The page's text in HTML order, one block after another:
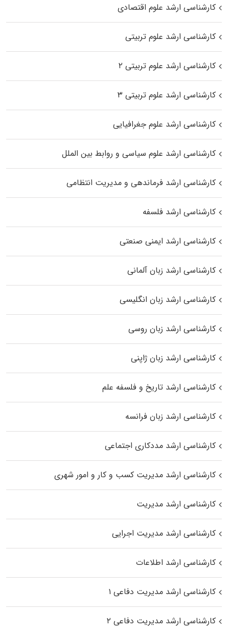
کارشناسی ارشد علوم اقتصادی
کارشناسی ارشد علوم تربیتی
کارشناسی ارشد علوم تربیتی ۲
کارشناسی ارشد علوم تربیتی ۳
کارشناسی ارشد علوم جغرافیایی
کارشناسی ارشد علوم سیاسی و روابط بین الملل
کارشناسی ارشد فرماندهی و مدیریت انتظامی
کارشناسی ارشد فلسفه
کارشناسی ارشد ایمنی صنعتی
کارشناسی ارشد زبان آلمانی
کارشناسی ارشد زبان انگلیسی
کارشناسی ارشد زبان روسی
کارشناسی ارشد زبان ژاپنی
کارشناسی ارشد تاریخ و فلسفه علم
کارشناسی ارشد زبان فرانسه
کارشناسی ارشد مددکاری اجتماعی
کارشناسی ارشد مدیریت کسب و کار و امور شهری
کارشناسی ارشد مدیریت
کارشناسی ارشد مدیریت اجرایی
کارشناسی ارشد اطلاعات
کارشناسی ارشد مدیریت دفاعی ۱
کارشناسی ارشد مدیریت دفاعی ۲